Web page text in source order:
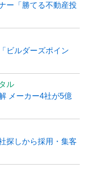
ー「勝てる不動産投
ビルダーズポイン
ル
メーカー4社が5億
探しから採用・集客